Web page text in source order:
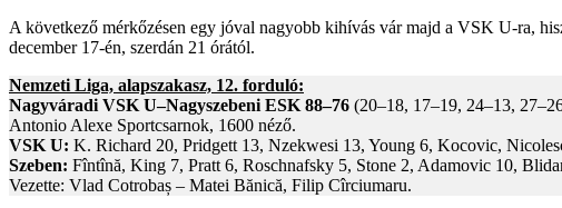
A következő mérkőzésen egy jóval nagyobb kihívás vár majd a VSK U-ra,
december 17-én, szerdán 21 órától.
Nemzeti Liga, alapszakasz, 12. forduló:
Nagyváradi VSK U–Nagyszebeni ESK 88–76 (20–18, 17–19, 24–13,
Antonio Alexe Sportcsarnok, 1600 néző.
VSK U: K. Richard 20, Pridgett 13, Nzekwesi 13, Young 6, Kocovic,
Szeben: Fîntînă, King 7, Pratt 6, Roschnafsky 5, Stone 2, Adamovic 10,
Vezette: Vlad Cotrobaș – Matei Bănică, Filip Cîrciumaru.